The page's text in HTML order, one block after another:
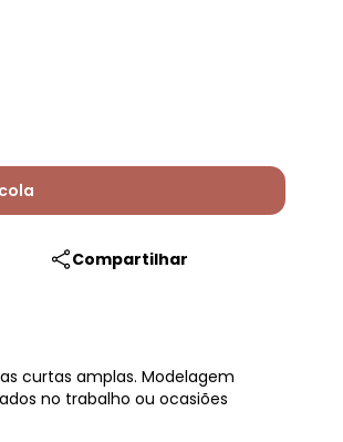
Compartilhar
curtas amplas. Modelagem
no trabalho ou ocasiões